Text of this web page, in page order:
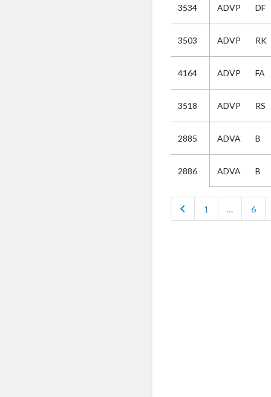
3534 ADVP DF
3503 ADVP RK
4164 ADVP FA
3518 ADVP RS
2885 ADVA B
2886 ADVA B
chevron_left 1 … 6